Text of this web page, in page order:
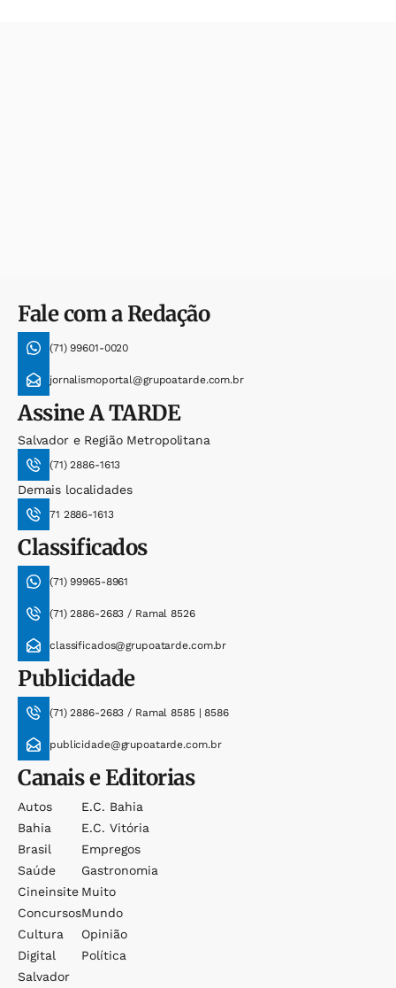
Fale com a Redação
(71) 99601-0020
jornalismoportal@grupoatarde.com.br
AssineA TARDE
Salvador e Região Metropolitana
(71) 2886-1613
Demais localidades
71 2886-1613
Classificados
(71) 99965-8961
(71) 2886-2683 / Ramal 8526
classificados@grupoatarde.com.br
Publicidade
(71) 2886-2683 / Ramal 8585 | 8586
publicidade@grupoatarde.com.br
Canais e Editorias
Autos
Bahia
Brasil
Saúde
Cineinsite
Concursos
Cultura
Digital
Salvador
E.c. Bahia
E.c. Vitória
Empregos
Gastronomia
Muito
Mundo
Opinião
Política